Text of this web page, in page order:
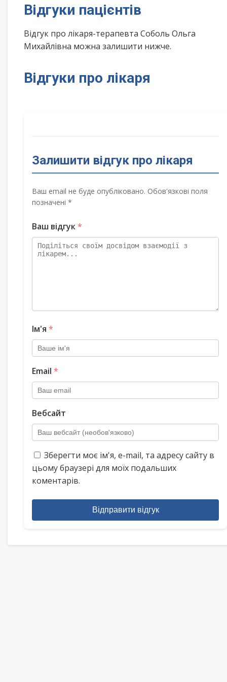
Відгуки пацієнтів
Відгук про лікаря-терапевта Соболь Ольга
Михайлівна можна залишити нижче.
Відгуки про лікаря
Залишити відгук про лікаря
Ваш email не буде опубліковано. Обов'язкові поля
позначені *
Ваш відгук*
Ім'я *
Email *
Вебсайт
Зберегти моє ім'я, e-mail, та адресу сайту в
цьому браузері для моїх подальших
коментарів.
Відправити відгук